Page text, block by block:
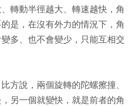
轉動半徑越大、轉速越快，角
是，在沒有外力的情況下，角
多、也不會變少，只能互相交
方說，兩個旋轉的陀螺擦撞、
另一個就變快，就是前者的角